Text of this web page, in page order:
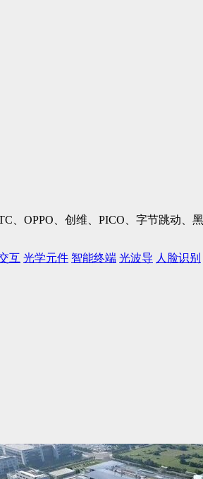
、OPPO、创维、PICO、字节跳动
互 光学元件 智能终端 光波导 人脸识别